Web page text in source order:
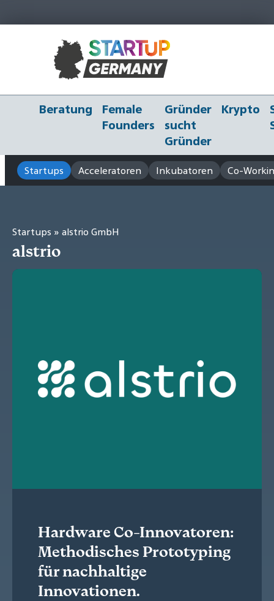
Beratung
Female
Founders
Gründer
sucht
Gründer
Krypto
Startups Acceleratoren Inkubatoren Co-
Startups » alstrio GmbH
alstrio
Hardware Co-Innovatoren:
Methodisches Prototyping
für nachhaltige
Innovationen.